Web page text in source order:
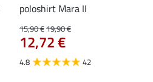
poloshirt Mara II
15,90 €19,90 €
12,72 €
4.8 42